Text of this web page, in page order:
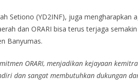
Setiono (YD2INF), juga mengharapkan
dan ORARI bisa terus terjaga
Banyumas.
ORARI, menjadikan kejayaan
dan sangat membutuhkan dukungan